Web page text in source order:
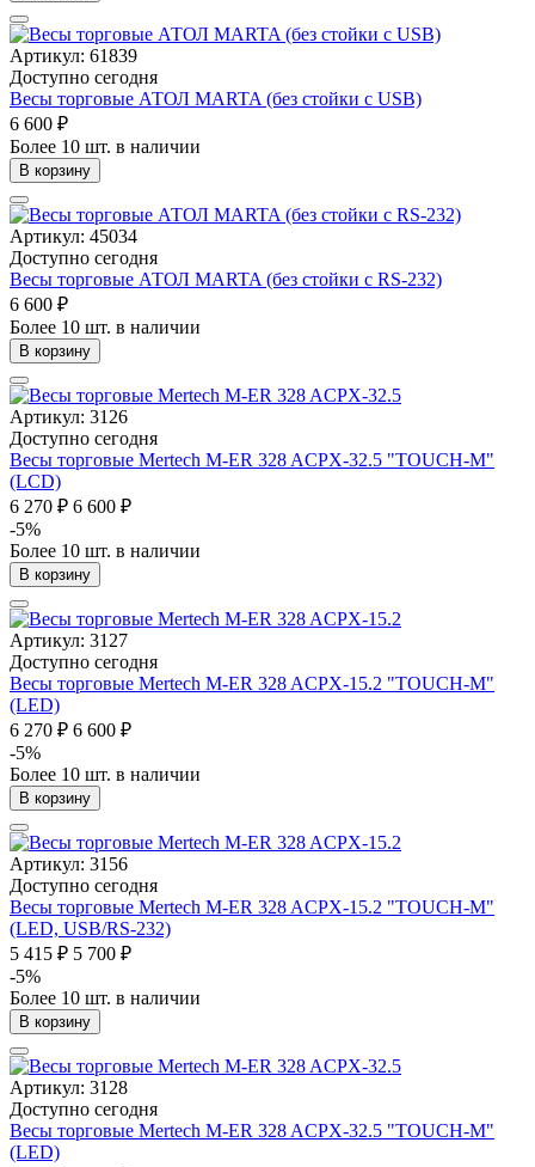
Артикул: 61839
Доступно сегодня
Весы торговые АТОЛ MARTA (без стойки с USB)
6 600 ₽
Более 10 шт. в наличии
В корзину
Артикул: 45034
Доступно сегодня
Весы торговые АТОЛ MARTA (без стойки с RS-232)
6 600 ₽
Более 10 шт. в наличии
В корзину
Артикул: 3126
Доступно сегодня
Весы торговые Mertech M-ER 328 ACPX-32.5 "TOUCH-M"
(LCD)
6 270 ₽ 6 600 ₽
-5%
Более 10 шт. в наличии
В корзину
Артикул: 3127
Доступно сегодня
Весы торговые Mertech M-ER 328 ACPX-15.2 "TOUCH-M"
(LED)
6 270 ₽ 6 600 ₽
-5%
Более 10 шт. в наличии
В корзину
Артикул: 3156
Доступно сегодня
Весы торговые Mertech M-ER 328 ACPX-15.2 "TOUCH-M"
(LED, USB/RS-232)
5 415 ₽ 5 700 ₽
-5%
Более 10 шт. в наличии
В корзину
Артикул: 3128
Доступно сегодня
Весы торговые Mertech M-ER 328 ACPX-32.5 "TOUCH-M"
(LED)